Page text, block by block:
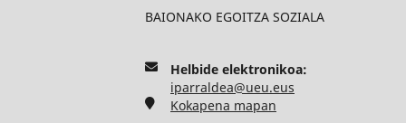
BAIONAKO EGOITZA SOZIALA
Helbide elektronikoa:
iparraldea@ueu.eus
Kokapena mapan